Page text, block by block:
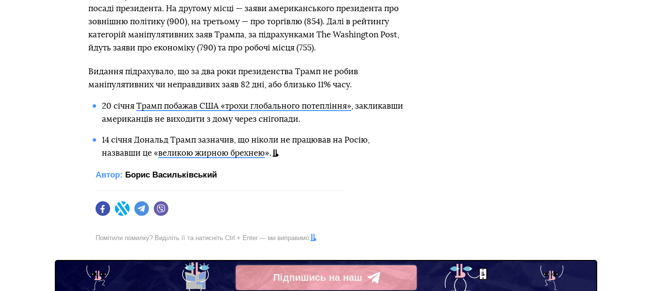
посаді президента. На другому місці — заяви американського президента про
зовнішню політику (900), на третьому — про торгівлю (854). Далі в рейтингу
категорій маніпулятивних заяв Трампа, за підрахунками The Washington Post,
йдуть заяви про економіку (790) та про робочі місця (755).
Видання підрахувало, що за два роки президенства Трамп не робив
маніпулятивних чи неправдивих заяв 82 дні, або близько 11% часу.
20 січня Трамп побажав США «трохи глобального потепління», закликавши
американців не виходити з дому через снігопади.
14 січня Дональд Трамп зазначив, що ніколи не працював на Росію,
назвавши це «великою жирною брехнею».
Автор: Борис Васильківський
FacebookTwitter Telegram
Помітили помилку? Виділіть її та натисніть Ctrl + Enter — ми виправимо
Підпишись на наш
Telegram